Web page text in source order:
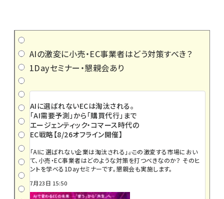
AIの激変に小売・EC事業者はどう対策すべき？
1Dayセミナー・懇親会あり
AIに選ばれないECは淘汰される。
「AI需要予測」から「購買代行」まで
エージェンティック・コマース時代の
EC戦略【8/26オフライン開催】
「AIに選ばれない企業は淘汰される」――。この激変する市場におい
て、小売・EC事業者はどのような対策を打つべきなのか？ そのヒ
ントを学べる1Dayセミナーです。懇親会も実施します。
7月23日 15:50